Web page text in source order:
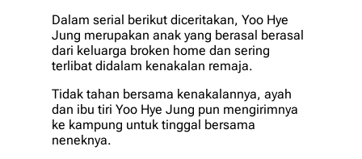
Dalam serial berikut diceritakan, Yoo Hye
Jung merupakan anak yang berasal berasal
dari keluarga broken home dan sering
terlibat didalam kenakalan remaja.
Tidak tahan bersama kenakalannya, ayah
dan ibu tiri Yoo Hye Jung pun mengirimnya
ke kampung untuk tinggal bersama
neneknya.